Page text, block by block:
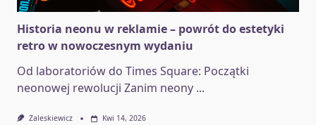
Historia neonu w reklamie – powrót do estetyki
retro w nowoczesnym wydaniu
Od laboratoriów do Times Square: Początki
neonowej rewolucji Zanim neony ...
Zaleskiewicz Kwi 14, 2026